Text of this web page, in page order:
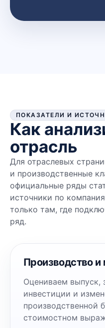
ПОКАЗАТЕЛИ И
Как
отрасль
Для отраслевых
и производственные
официальные ряды
источники по
только там, где
ряд.
Производство
Оцениваем выпуск,
инвестиции и
производственной
стоимостном